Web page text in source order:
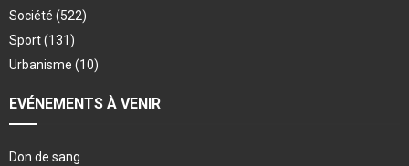
Société (522)
Sport(131)
Urbanisme (10)
EVÉNEMENTS À VENIR
Don de sang